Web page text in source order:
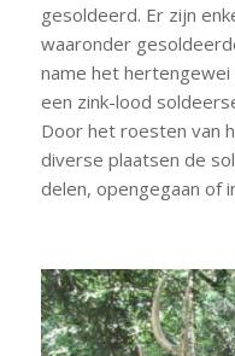
gesoldeerd. Er zijn
waaronder
name het
een zink-lood
Door het roesten van
diverse plaatsen de
delen, opengegaan of